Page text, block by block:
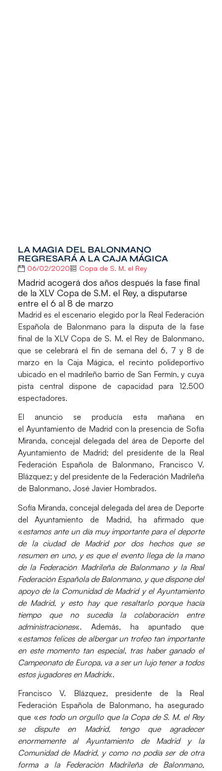
LA MAGIA DEL BALONMANO
REGRESARÁ A LA CAJA MÁGICA
06/02/2020 Copa de S. M. el Rey
Madrid acogerá dos años después la fase final
de la XLV Copa de S.M. el Rey, a disputarse
entre el 6 al 8 de marzo
Madrid es el escenario elegido por la Real Federación
Española de Balonmano para la disputa de lafase
final de la XLV Copa de S. M. el Rey de Balonmano,
que se celebrará el fin de semana del 6, 7 y 8 de
marzo en la Caja Mágica, el recinto polideportivo
ubicado en el madrileño barrio de San Fermín, y cuya
pista central dispone de capacidad para 12.500
espectadores.
El anuncio se producía esta mañana en
el Ayuntamiento de Madrid con la presencia deSofía
Miranda, concejal delegada del área de Deporte del
Ayuntamiento de Madrid; del presidente de la Real
Federación Española de Balonmano, Francisco V.
Blázquez; y del presidente de la Federación Madrileña
de Balonmano, José Javier Hombrados.
Sofía Miranda, concejal delegada del área de Deporte
del Ayuntamiento de Madrid, ha afirmado que
«estamos ante un día muy importante para el deporte
de la ciudad de Madrid por dos hechos que se
resumen en uno, y es que el evento llega de la mano
de la Federación Madrileña de Balonmano y la Real
Federación Española de Balonmano, y que dispone del
apoyo de la Comunidad de Madrid y el Ayuntamiento
de Madrid, y esto hay que resaltarlo porque hacía
tiempo que no sucedía la colaboración entre
administraciones«. Además, ha apuntado que
«estamos felices de albergar un trofeo tan importante
en este momento tan especial, tras haber ganado el
Campeonato de Europa, va a ser un lujo tener a todos
estos jugadores en Madrid«.
Francisco V. Blázquez, presidente de la Real
Federación Española de Balonmano, ha asegurado
que «es todo un orgullo que la Copa de S. M. el Rey
se dispute en Madrid, tengo que agradecer
enormemente al Ayuntamiento de Madrid y la
Comunidad de Madrid, y como no podía ser de otra
forma a la Federación Madrileña de Balonmano,